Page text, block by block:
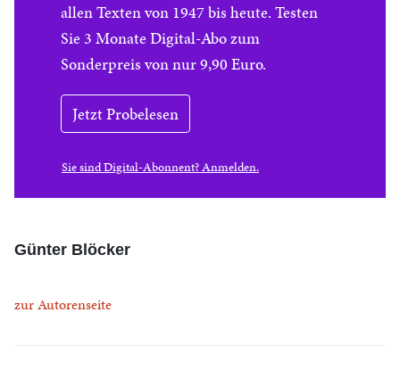
allen Texten von 1947 bis heute. Testen
Sie 3 Monate Digital-Abo zum
Sonderpreis von nur 9,90 Euro.
Jetzt Probelesen
Sie sind Digital-Abonnent? Anmelden.
Günter Blöcker
zur Autorenseite